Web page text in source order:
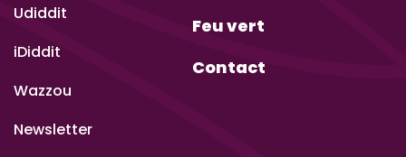
Udiddit
iDiddit
Wazzou
Newsletter
Feu vert
Contact